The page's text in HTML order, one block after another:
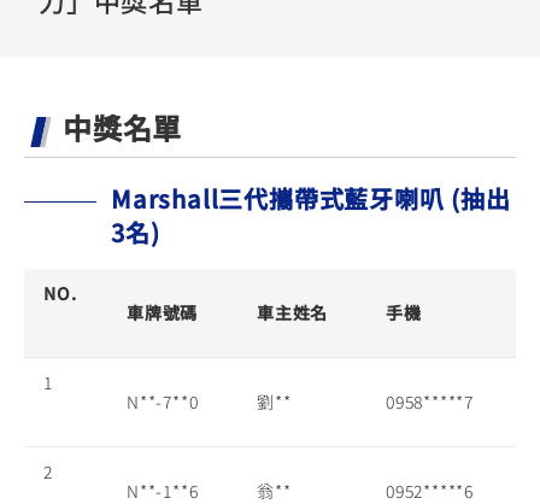
YZF-R3
YZF-R15
150
NMAX
AUGUR
150
150
中獎名單
Marshall三代攜帶式藍牙喇叭 (抽出
3名)
NO.
車牌號碼
車主姓名 手機
1
N**-7**0
劉** 0958*****7
2
N**-1**6
翁** 0952*****6